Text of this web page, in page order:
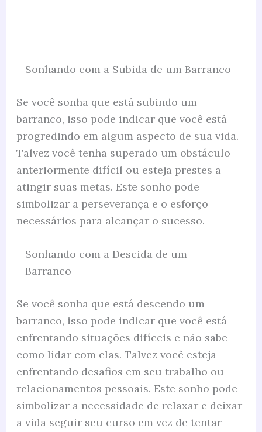
Sonhando com a Subida de um Barranco
Se você sonha que está subindo um
barranco, isso pode indicar que você está
progredindo em algum aspecto de sua vida.
Talvez você tenha superado um obstáculo
anteriormente difícil ou esteja prestes a
atingir suas metas. Este sonho pode
simbolizar a perseverança e o esforço
necessários para alcançar o sucesso.
Sonhando com a Descida de um
Barranco
Se você sonha que está descendo um
barranco, isso pode indicar que você está
enfrentando situações difíceis e não sabe
como lidar com elas. Talvez você esteja
enfrentando desafios em seu trabalho ou
relacionamentos pessoais. Este sonho pode
simbolizar a necessidade de relaxar e deixar
a vida seguir seu curso em vez de tentar